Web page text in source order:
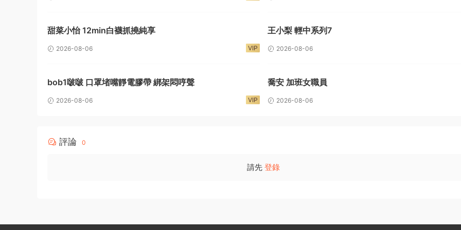
甜菜小怡 12min白襪抓撓純享
2026-08-06 VIP
王小梨 輕中系列7
2026-08-06
bob1啵啵 口罩堵嘴靜電膠帶 綁架悶哼聲
2026-08-06 VIP
喬安 加班女職員
2026-08-06
評論 0
請先 登錄